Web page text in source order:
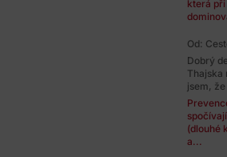
která
Od:
Dobrý
Thajska
jsem, že
(dlouhé
a...